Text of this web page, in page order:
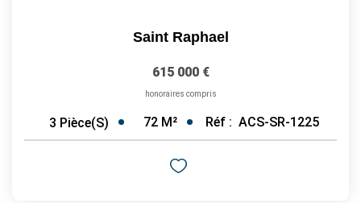
Saint Raphael
615 000 €
honoraires compris
3 Pièce(s) 72 M² Réf : ACS-SR-1225